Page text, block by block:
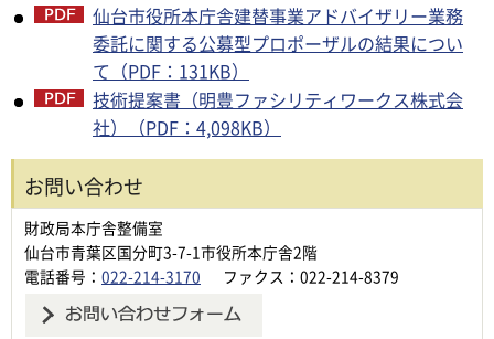
仙台市役所本庁舎建替事業アドバイザリー業務
委託に関する公募型プロポーザルの結果につい
て（PDF：131KB）
技術提案書（明豊ファシリティワークス株式会
社）（PDF：4,098KB）
お問い合わせ
財政局本庁舎整備室
仙台市青葉区国分町3-7-1市役所本庁舎2階
電話番号： 022-214-3170 ファクス：022-214-8379